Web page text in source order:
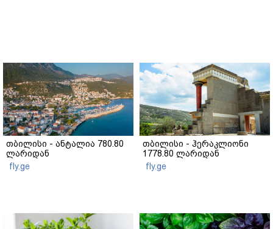
თბილისი - ანტალია 780.80
ლარიდან
fly.ge
თბილისი - ჰერაკლიონი
1778.80 ლარიდან
fly.ge